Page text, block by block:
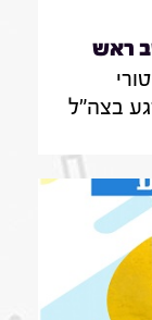
ראש
בצה"ל
שר